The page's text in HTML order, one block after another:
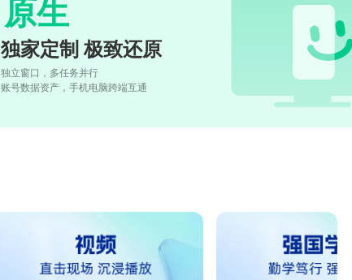
原生
独家定制 极致还原
独立窗口，多任务并行
账号数据资产，手机电脑跨端互通